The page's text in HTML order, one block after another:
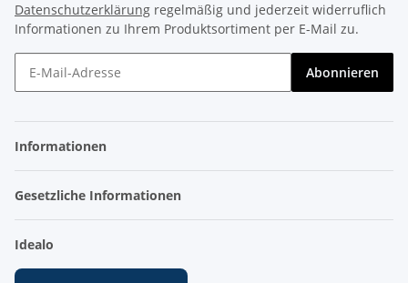
Datenschutzerklärung regelmäßig und jederzeit widerruflich
Informationen zu Ihrem Produktsortiment per E-Mail zu.
Abonnieren
Informationen
Gesetzliche Informationen
Idealo